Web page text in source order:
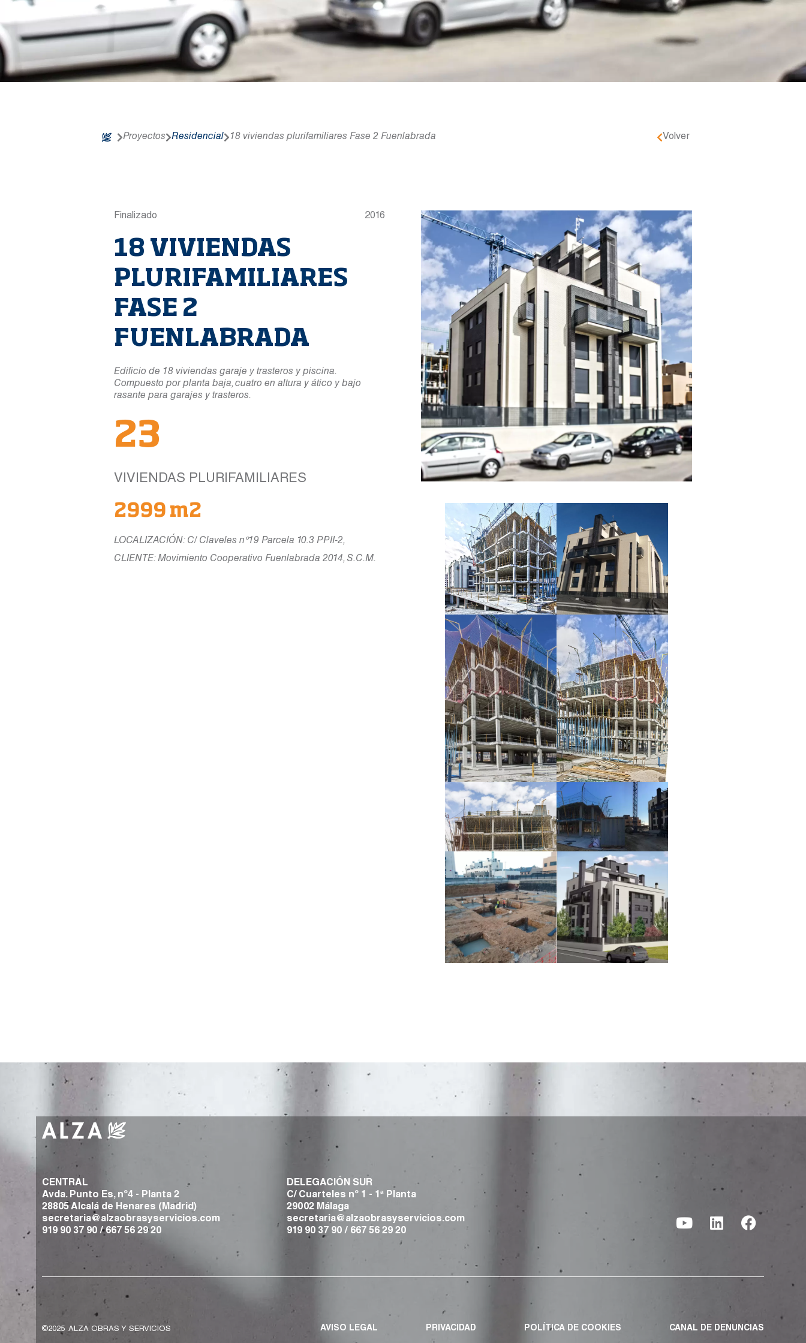
Proyectos Residencial 18 viviendas plurifamiliares Fase 2 Fuenlabrada Volver
Finalizado 2016
18 VIVIENDAS
PLURIFAMILIARES
FASE 2
FUENLABRADA
Edificio de 18 viviendas garaje y trasteros y piscina.
Compuesto por planta baja, cuatro en altura y ático y bajo
rasante para garajes y trasteros.
23
VIVIENDAS PLURIFAMILIARES
2999 m2
LOCALIZACIÓN: C/ Claveles nº19 Parcela 10.3 PPII-2,
CLIENTE: Movimiento Cooperativo Fuenlabrada 2014, S.C.M.
CENTRAL
Avda. Punto Es, nº4 - Planta 2
28805 Alcalá de Henares (Madrid)
secretaria@alzaobrasyservicios.com
919 90 37 90 / 667 56 29 20
DELEGACIÓN SUR
C/ Cuarteles nº 1 - 1ª Planta
29002 Málaga
secretaria@alzaobrasyservicios.com
919 90 37 90 / 667 56 29 20
©2025 ALZA OBRAS Y SERVICIOS AVISO LEGAL PRIVACIDAD POLÍTICA DE COOKIES CANAL DE DENUNCIAS